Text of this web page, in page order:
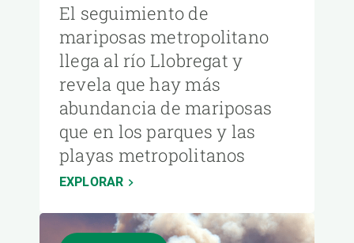
El seguimiento de
mariposas metropolitano
llega al río Llobregat y
revela que hay más
abundancia de mariposas
que en los parques y las
playas metropolitanos
EXPLORAR